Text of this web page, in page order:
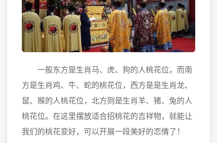
一般东方是生肖马、虎、狗的人桃花位，而南
方是生肖鸡、牛、蛇的桃花位，西方是是生肖龙、
鼠、猴的人桃花位，北方则是生肖羊、猪、兔的人
桃花位。在这里摆放适合招桃花的吉祥物，就能让
我们的桃花变好，可以开展一段美好的恋情了！